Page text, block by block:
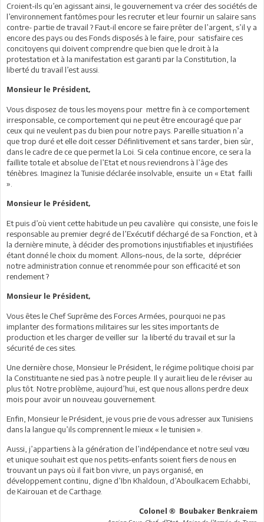
Croient-ils qu’en agissant ainsi, le gouvernement va créer des sociétés de
l’environnement fantômes pour les recruter et leur fournir un salaire sans
contre- partie de travail ? Faut-il encore se faire prêter de l’argent, s’il y a
encore des pays ou des Fonds disposés à le faire, pour satisfaire ces
concitoyens qui doivent comprendre que bien que le droit à la
protestation et à la manifestation est garanti par la Constitution, la
liberté du travail l’est aussi.
Monsieur le Président,
Vous disposez de tous les moyens pour mettre fin à ce comportement
irresponsable, ce comportement qui ne peut être encouragé que par
ceux qui ne veulent pas du bien pour notre pays. Pareille situation n’a
que trop duré et elle doit cesser DéfinIitivement et sans tarder, bien sûr,
dans le cadre de ce que permet la Loi. Si cela continue encore, ce sera la
faillite totale et absolue de l’Etat et nous reviendrons à l’âge des
ténèbres. Imaginez la Tunisie déclarée insolvable, ensuite un « Etat failli
».
Monsieur le Président,
Et puis d’où vient cette habitude un peu cavalière qui consiste, une fois le
responsable au premier degré de l’Exécutif déchargé de sa Fonction, et à
la dernière minute, à décider des promotions injustifiables et injustifiées
étant donné le choix du moment. Allons–nous, de la sorte, déprécier
notre administration connue et renommée pour son efficacité et son
rendement ?
Monsieur le Président,
Vous êtes le Chef Suprême des Forces Armées, pourquoi ne pas
implanter des formations militaires sur les sites importants de
production et les charger de veiller sur la liberté du travail et sur la
sécurité de ces sites.
Une dernière chose, Monsieur le Président, le régime politique choisi par
la Constituante ne sied pas à notre peuple. Il y aurait lieu de le réviser au
plus tôt. Notre problème, aujourd’hui, est que nous allons perdre deux
mois pour avoir un nouveau gouvernement.
Enfin, Monsieur le Président, je vous prie de vous adresser aux Tunisiens
dans la langue qu’ils comprennent le mieux « le tunisien ».
Aussi, j’appartiens à la génération de l’indépendance et notre seul vœu
et unique souhait est que nos petits-enfants soient fiers de nous en
trouvant un pays où il fait bon vivre, un pays organisé, en
développement continu, digne d’Ibn Khaldoun, d’Aboulkacem Echabbi,
de Kairouan et de Carthage.
Colonel ® Boubaker Benkraiem